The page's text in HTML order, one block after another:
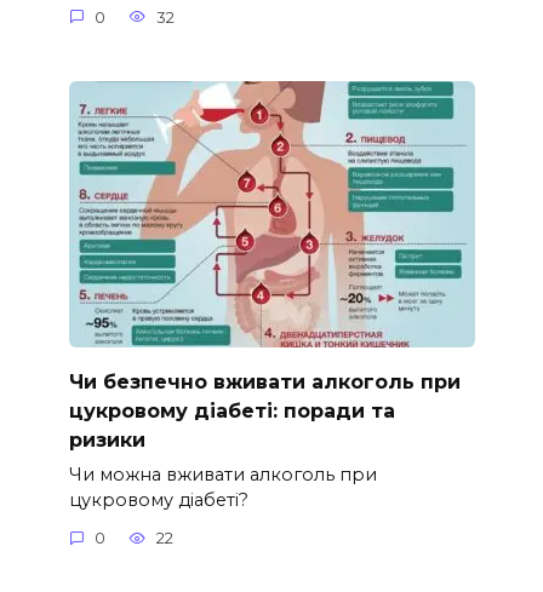
0 32
Чи безпечно вживати алкоголь при
цукровому діабеті: поради та
ризики
Чи можна вживати алкоголь при
цукровому діабеті?
0 22